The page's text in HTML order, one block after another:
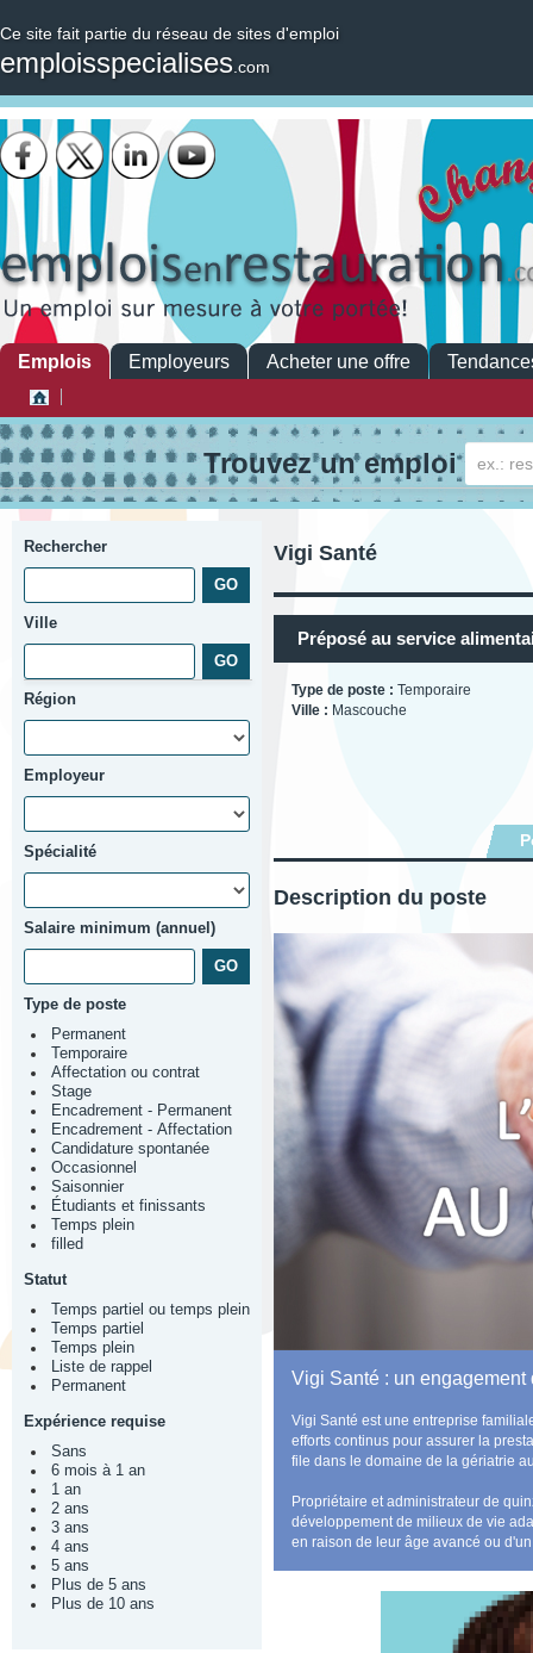
Ce site fait partie du réseau de sites d'emploi
emploisspecialises .com
Emplois Employeurs Acheter une offre
Trouvez un emploi
Rechercher
Ville
Région
Employeur
Spécialité
Salaire minimum (annuel)
Type de poste
Permanent
Temporaire
Affectation ou contrat
Stage
Encadrement - Permanent
Encadrement - Affectation
Candidature spontanée
Occasionnel
Saisonnier
Étudiants et finissants
Temps plein
filled
Statut
Temps partiel ou temps plein
Temps partiel
Temps plein
Liste de rappel
Permanent
Expérience requise
Sans
6 mois à 1 an
1 an
2 ans
3 ans
4 ans
5 ans
Plus de 5 ans
Plus de 10 ans
Vigi Santé
Préposé au service
Type de poste : Temporaire
Ville : Mascouche
Description du poste
Vigi Santé : un
Vigi Santé est une entreprise
efforts continus pour assurer la
file dans le domaine de la gériatrie
Propriétaire et administrateur de
développement de milieux de vie
en raison de leur âge avancé ou